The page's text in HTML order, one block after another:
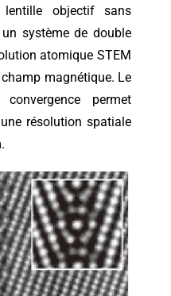
objectif sans
système de double
atomique STEM
magnétique. Le
permet
résolution spatiale